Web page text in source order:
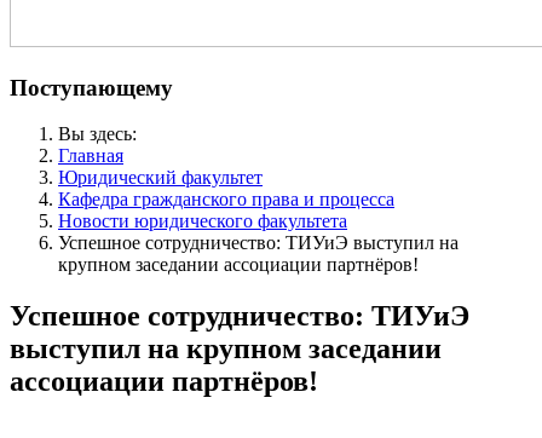
Поступающему
Вы здесь:
Главная
Юридический факультет
Кафедра гражданского права и процесса
Новости юридического факультета
Успешное сотрудничество: ТИУиЭ выступил на
крупном заседании ассоциации партнёров!
Успешное сотрудничество: ТИУиЭ
выступил на крупном заседании
ассоциации партнёров!